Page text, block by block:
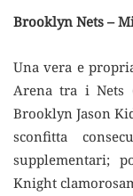
Brooklyn Nets –
Una vera e
Arena tra i Nets
Brooklyn Jason
sconfitta
supplementari;
Knight